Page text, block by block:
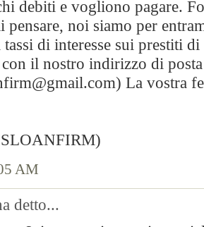
debiti e vogliono pagare.
pensare, noi siamo per
di interesse sui prestiti di
il nostro indirizzo di
La vostra
AM
detto...